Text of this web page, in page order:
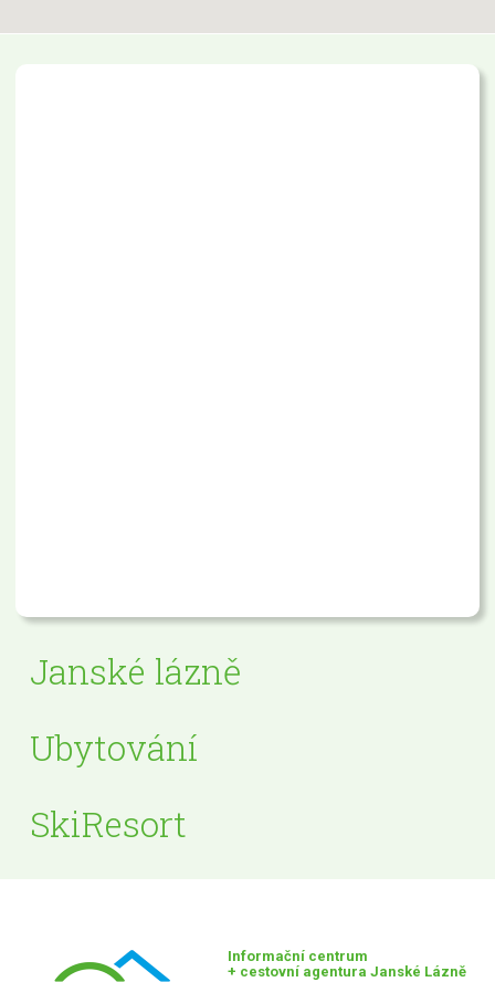
Janské lázně
Ubytování
SkiResort
Informační centrum
+ cestovní agentura Janské Lázně